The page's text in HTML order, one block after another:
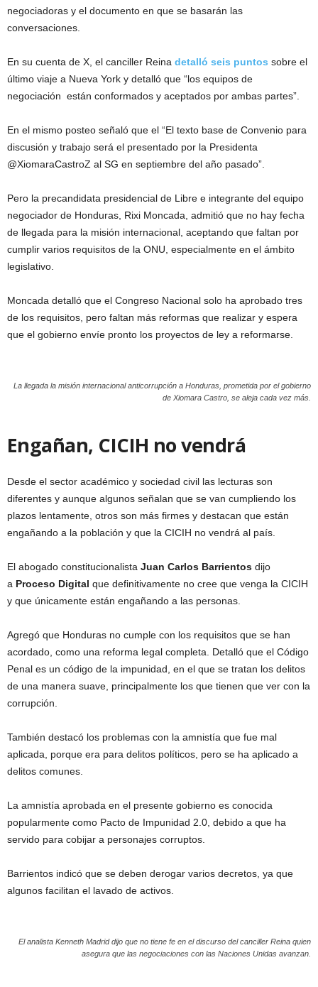
negociadoras y el documento en que se basarán las
conversaciones.
En su cuenta de X, el canciller Reina detalló seis puntos sobre el
último viaje a Nueva York y detalló que “los equipos de
negociación están conformados y aceptados por ambas partes”.
En el mismo posteo señaló que el “El texto base de Convenio para
discusión y trabajo será el presentado por la Presidenta
@XiomaraCastroZ al SG en septiembre del año pasado”.
Pero la precandidata presidencial de Libre e integrante del equipo
negociador de Honduras, Rixi Moncada, admitió que no hay fecha
de llegada para la misión internacional, aceptando que faltan por
cumplir varios requisitos de la ONU, especialmente en el ámbito
legislativo.
Moncada detalló que el Congreso Nacional solo ha aprobado tres
de los requisitos, pero faltan más reformas que realizar y espera
que el gobierno envíe pronto los proyectos de ley a reformarse.
La llegada la misión internacional anticorrupción a Honduras, prometida por el gobierno
de Xiomara Castro, se aleja cada vez más.
Engañan, CICIH no vendrá
Desde el sector académico y sociedad civil las lecturas son
diferentes y aunque algunos señalan que se van cumpliendo los
plazos lentamente, otros son más firmes y destacan que están
engañando a la población y que la CICIH no vendrá al país.
El abogado constitucionalista Juan Carlos Barrientos dijo
a Proceso Digital que definitivamente no cree que venga la CICIH
y que únicamente están engañando a las personas.
Agregó que Honduras no cumple con los requisitos que se han
acordado, como una reforma legal completa. Detalló que el Código
Penal es un código de la impunidad, en el que se tratan los delitos
de una manera suave, principalmente los que tienen que ver con la
corrupción.
También destacó los problemas con la amnistía que fue mal
aplicada, porque era para delitos políticos, pero se ha aplicado a
delitos comunes.
La amnistía aprobada en el presente gobierno es conocida
popularmente como Pacto de Impunidad 2.0, debido a que ha
servido para cobijar a personajes corruptos.
Barrientos indicó que se deben derogar varios decretos, ya que
algunos facilitan el lavado de activos.
El analista Kenneth Madrid dijo que no tiene fe en el discurso del canciller Reina quien
asegura que las negociaciones con las Naciones Unidas avanzan.